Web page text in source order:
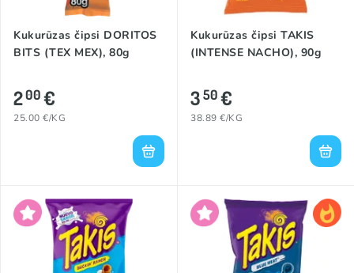
Kukurūzas čipsi DORITOS
BITS (TEX MEX), 80g
200€
25.00 €/KG
Kukurūzas čipsi TAKIS
(INTENSE NACHO), 90g
350€
38.89 €/KG